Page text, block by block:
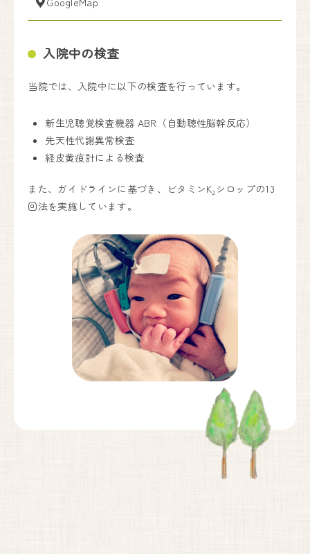
入院中の検査
当院では、入院中に以下の検査を行っています。
新生児聴覚検査機器 ABR（自動聴性脳幹反応）
先天性代謝異常検査
経皮黄疸計による検査
また、ガイドラインに基づき、ビタミンK₂シロップの13
回法を実施しています。